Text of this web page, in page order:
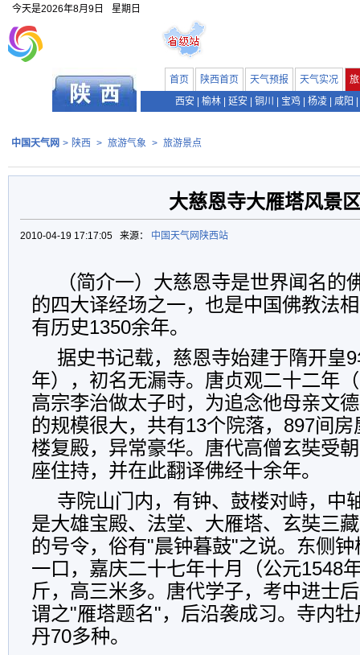
今天是2026年8月9日 星期日
首页 陕西首页 天气预报 天气实况
西安
榆林 延安 铜川 宝鸡 杨凌 咸阳
中国天气网 > 陕西 > 旅游气象 > 旅游景点
大慈恩寺大雁塔风景
2010-04-19 17:17:05 来源： 中国天气网陕西站
（简介一）大慈恩寺是世界闻名的
的四大译经场之一，也是中国佛教法
有历史1350余年。
据史书记载，慈恩寺始建于隋开皇
年），初名无漏寺。唐贞观二十二年
高宗李治做太子时，为追念他母亲文
的规模很大，共有13个院落，897间
楼复殿，异常豪华。唐代高僧玄奘受
座住持，并在此翻译佛经十余年。
寺院山门内，有钟、鼓楼对峙，中
是大雄宝殿、法堂、大雁塔、玄奘三
的号令，俗有"晨钟暮鼓"之说。东侧
一口，嘉庆二十七年十月（公元1548
斤，高三米多。唐代学子，考中进士
谓之"雁塔题名"，后沿袭成习。寺内
丹70多种。